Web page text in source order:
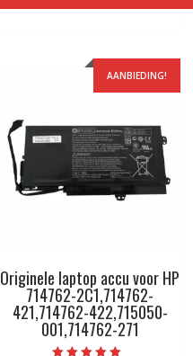
AANBIEDING!
Originele laptop accu voor HP
714762-2C1,714762-
421,714762-422,715050-
001,714762-271